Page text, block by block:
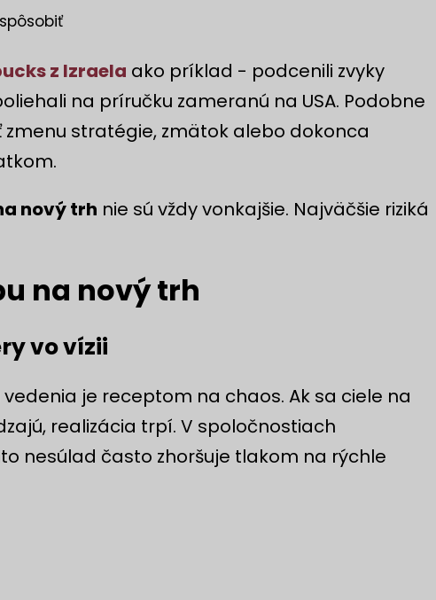
z Izraela ako príklad - podcenili zvyky
na príručku zameranú na USA. Podobne
stratégie, zmätok alebo dokonca
nový trh nie sú vždy vonkajšie. Najväčšie riziká
na nový trh
vo vízii
je receptom na chaos. Ak sa ciele na
realizácia trpí. V spoločnostiach
nesúlad často zhoršuje tlakom na rýchle